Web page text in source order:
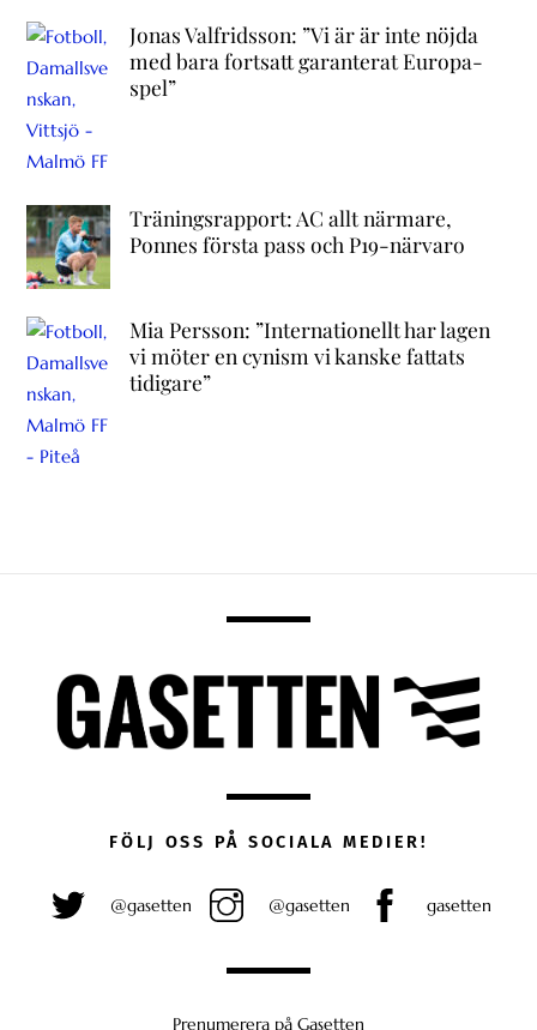
Jonas Valfridsson: ”Vi är är inte nöjda
med bara fortsatt garanterat Europa-
spel”
Träningsrapport: AC allt närmare,
Ponnes första pass och P19-närvaro
Mia Persson: ”Internationellt har lagen
vi möter en cynism vi kanske fattats
tidigare”
FÖLJ OSS PÅ SOCIALA MEDIER!
@gasetten @gasetten gasetten
Prenumerera på Gasetten